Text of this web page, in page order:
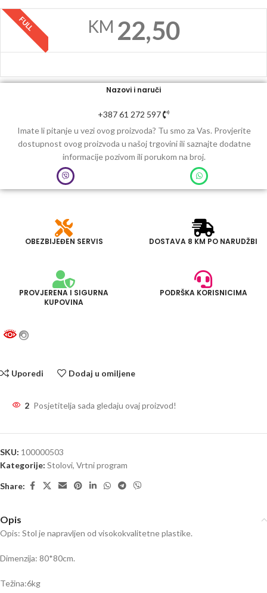
FULL KM 22,50
Nazovi i naruči
+387 61 272 597
Imate li pitanje u vezi ovog proizvoda? Tu smo za Vas. Provjerite
dostupnost ovog proizvoda u našoj trgovini ili saznajte dodatne
informacije pozivom ili porukom na broj.
OBEZBIJEĐEN SERVIS DOSTAVA 8 KM PO NARUDŽBI
PROVJERENA I SIGURNA
KUPOVINA
PODRŠKA KORISNICIMA
Uporedi Dodaj u omiljene
2 Posjetitelja sada gledaju ovaj proizvod!
SKU: 100000503
Kategorije: Stolovi, Vrtni program
Share:
Opis
Opis: Stol je napravljen od visokokvalitetne plastike.
Dimenzija: 80*80cm.
Težina:6kg